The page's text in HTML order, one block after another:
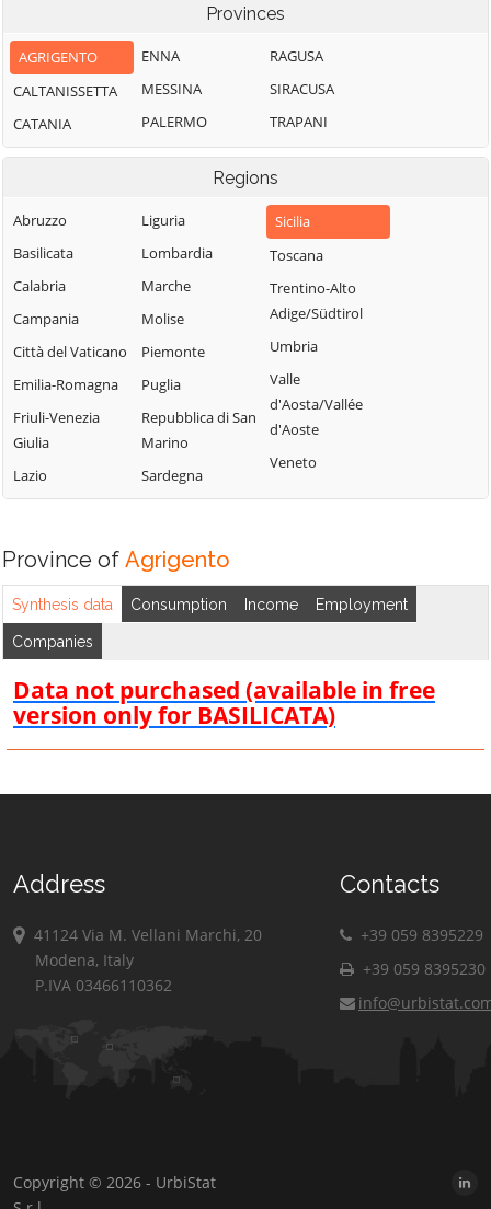
Canicattì
Casteltermini
Montevago
Santo Stefano
Quisquina
Sciacca
Siculiana
Villafranca Sicula
Provinces
AGRIGENTO
CALTANISSETTA
CATANIA
ENNA
MESSINA
PALERMO
RAGUSA
SIRACUSA
TRAPANI
Regions
Abruzzo
Basilicata
Calabria
Campania
Città del Vaticano
Emilia-Romagna
Friuli-Venezia
Giulia
Lazio
Liguria
Lombardia
Marche
Molise
Piemonte
Puglia
Repubblica di San
Marino
Sardegna
Sicilia
Toscana
Trentino-Alto
Adige/Südtirol
Umbria
Valle
d'Aosta/Vallée
d'Aoste
Veneto
Province of Agrigento
Synthesis data Consumption Income Employment
Companies
Data not purchased (available in free
version only for BASILICATA)
Address
41124 Via M. Vellani Marchi, 20
Modena, Italy
P.IVA 03466110362
Contacts
+39 059 8395229
+39 059 8395230
Copyright © 2026 - UrbiStat